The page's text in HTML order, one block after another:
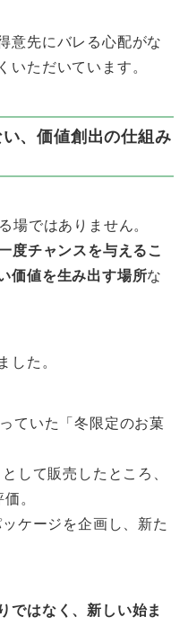
意先にバレる心配がな
いただいています。
、価値創出の仕組み
場ではありません。
度チャンスを与えるこ
価値を生み出す場所な
した。
ていた「冬限定のお菓
して販売したところ、
。
ケージを企画し、新た
ではなく、新しい始ま